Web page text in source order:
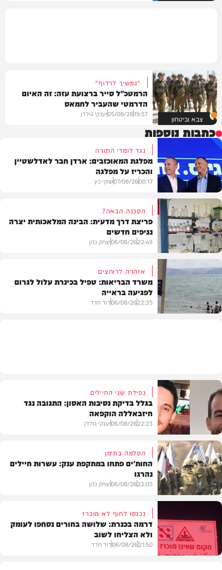
צבא וביטחון
"נמשיך לרדוף"
הרמטכ"ל סייר ברצועת עזה: זה האיום
הדרמטי שהעביר לחמאס
19:57
05/08/26יענקי גולדן
כתבות נוספות
פוליטי
נגד לומדי התורה
מפלגת המאוכזבים: ארדן חבר לאדלשטיין
והכריז על מפלגה
00:17
07/08/26שוקי כץ
בריאות
הסכנה הבאה?
פריצת דרך מדעית: הבינה המלאכותית יצרה
נגיפים חדשים
22:49
06/08/26יצחק כהן
אזהרה לרוחצים
משרד הבריאות: טפיל בכינרת עלול לגרום
לפגיעה בראייה
22:35
06/08/26דוד חדד
צבא וביטחון
נפילת שני החיילים
בגלל בדיקת נסיבות האסון: התגובה נגד
חיזבאללה הוקפאה
22:23
06/08/26יענקי גולדן
בעולם
הסלמה בתימן
החות'ים פתחו במתקפת ענק: עשרות חיילים
נהרגו
22:05
06/08/26יצחק כהן
נכנסו לחוף לא מוכרז
דרמה בכנרת: שלושה בחורים נסחפו לעומק
ולא הצליחו לשוב
21:50
06/08/26דוד חדד